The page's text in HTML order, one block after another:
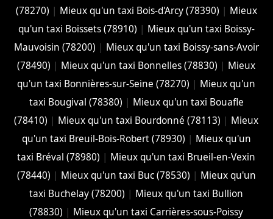
(78270) | Mieux qu'un taxi Bois-d'Arcy (78390) | Mieux
qu'un taxi Boissets (78910) | Mieux qu'un taxi Boissy-
Mauvoisin (78200) | Mieux qu'un taxi Boissy-sans-Avoir
(78490) | Mieux qu'un taxi Bonnelles (78830) | Mieux
qu'un taxi Bonnières-sur-Seine (78270) | Mieux qu'un
taxi Bougival (78380) | Mieux qu'un taxi Bouafle
(78410) | Mieux qu'un taxi Bourdonné (78113) | Mieux
qu'un taxi Breuil-Bois-Robert (78930) | Mieux qu'un
taxi Bréval (78980) | Mieux qu'un taxi Brueil-en-Vexin
(78440) | Mieux qu'un taxi Buc (78530) | Mieux qu'un
taxi Buchelay (78200) | Mieux qu'un taxi Bullion
(78830) | Mieux qu'un taxi Carrières-sous-Poissy